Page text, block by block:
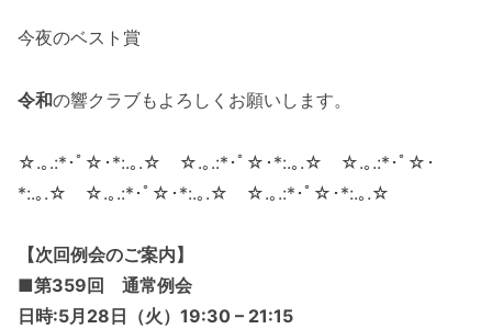
今夜のベスト賞
令和の響クラブもよろしくお願いします。
☆.｡.:*･ﾟ☆･*:.｡.☆ ☆.｡.:*･ﾟ☆･*:.｡.☆ ☆.｡.:*･ﾟ☆･
*:.｡.☆ ☆.｡.:*･ﾟ☆･*:.｡.☆ ☆.｡.:*･ﾟ☆･*:.｡.☆
【次回例会のご案内】
■第359回 通常例会
日時:5月28日（火）19:30 – 21:15